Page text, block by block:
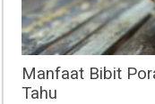
Manfaat Bibit
Tahu